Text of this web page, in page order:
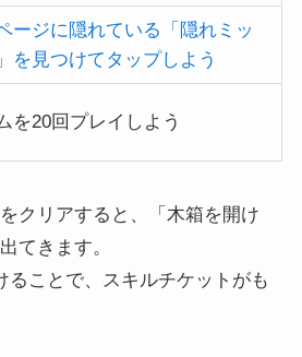
ージに隠れている「隠れミッ
を見つけてタップしよう
を20回プレイしよう
クリアすると、「木箱を開け
てきます。
ることで、スキルチケットがも